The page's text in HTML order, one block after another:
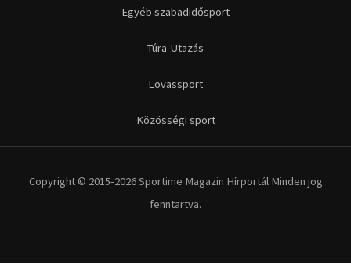
Egyéb szabadidősport
Túra-Utazás
Lovassport
Közösségi sport
Copyright © 2015-2026 Sportime Magazin Hírportál Minden jog
fenntartva.